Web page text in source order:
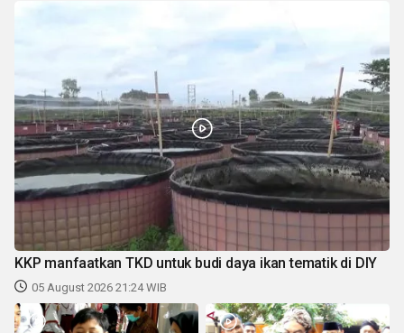
KKP manfaatkan TKD untuk budi daya ikan tematik di DIY
05 August 2026 21:24 WIB